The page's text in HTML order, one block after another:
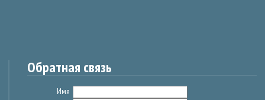
Обратная связь
Имя